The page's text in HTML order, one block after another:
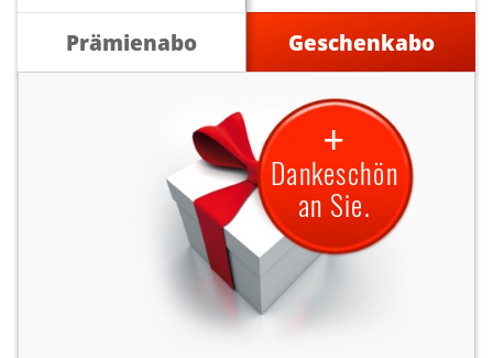
Prämienabo
Geschenkabo
+
Dankeschön
an Sie.